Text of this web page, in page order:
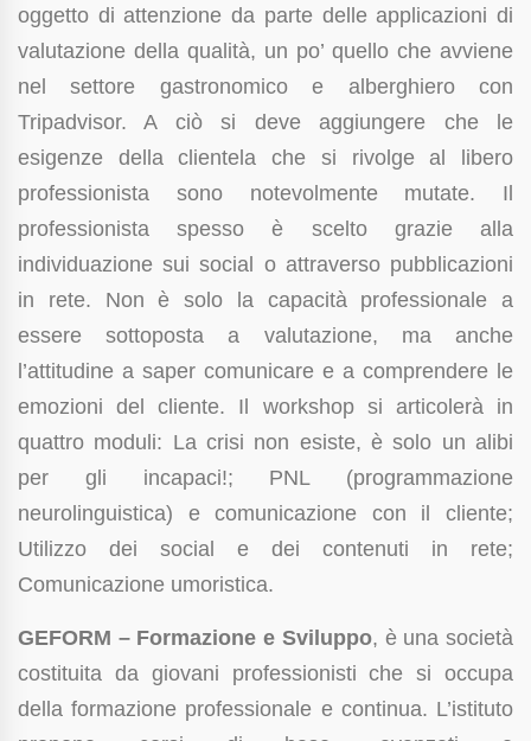
oggetto di attenzione da parte delle applicazioni di
valutazione della qualità, un po’ quello che avviene
nel settore gastronomico e alberghiero con
Tripadvisor. A ciò si deve aggiungere che le
esigenze della clientela che si rivolge al libero
professionista sono notevolmente mutate. Il
professionista spesso è scelto grazie alla
individuazione sui social o attraverso pubblicazioni
in rete. Non è solo la capacità professionale a
essere sottoposta a valutazione, ma anche
l’attitudine a saper comunicare e a comprendere le
emozioni del cliente. Il workshop si articolerà in
quattro moduli: La crisi non esiste, è solo un alibi
per gli incapaci!; PNL (programmazione
neurolinguistica) e comunicazione con il cliente;
Utilizzo dei social e dei contenuti in rete;
Comunicazione umoristica.
GEFORM – Formazione e Sviluppo, è una società
costituita da giovani professionisti che si occupa
della formazione professionale e continua. L’istituto